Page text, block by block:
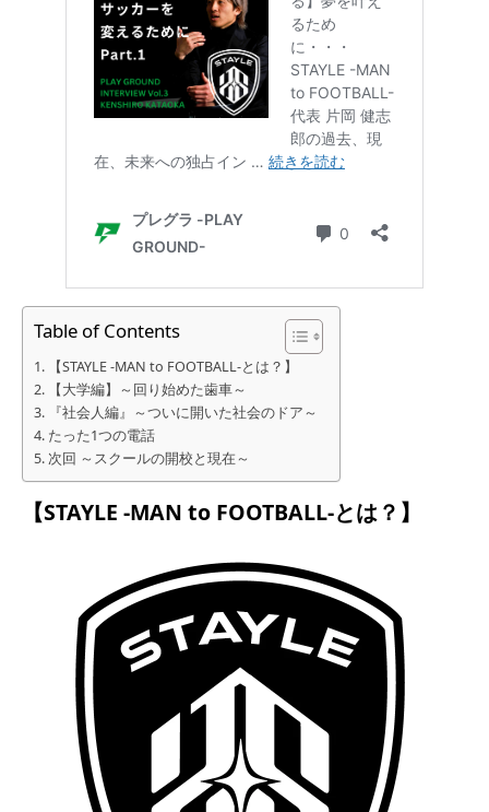
Table of Contents
【STAYLE -MAN to FOOTBALL-とは？】
【大学編】～回り始めた歯車～
『社会人編』～ついに開いた社会のドア～
たった1つの電話
次回 ～スクールの開校と現在～
【STAYLE -MAN to FOOTBALL-とは？】